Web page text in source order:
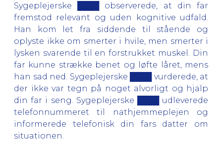
Sygeplejerske ████ observerede, at din far
fremstod relevant og uden kognitive udfald.
Han kom let fra siddende til stående og
oplyste ikke om smerter i hvile, men smerter i
lysken svarende til en forstrukket muskel. Din
far kunne strække benet og løfte låret, mens
han sad ned. Sygeplejerske ████ vurderede, at
der ikke var tegn på noget alvorligt og hjalp
din far i seng. Sygeplejerske ████ udleverede
telefonnummeret til nathjemmeplejen og
informerede telefonisk din fars datter om
situationen.